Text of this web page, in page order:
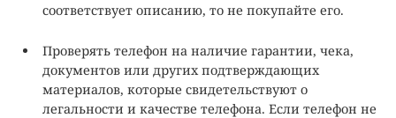
соответствует описанию, то не покупайте его.
Проверять телефон на наличие гарантии, чека,
документов или других подтверждающих
материалов, которые свидетельствуют о
легальности и качестве телефона. Если телефон не